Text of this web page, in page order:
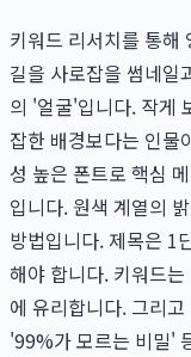
키워드 리서치를 통해
길을 사로잡을 썸네일
의 '얼굴'입니다. 작게
잡한 배경보다는 인물
성 높은 폰트로 핵심
입니다. 원색 계열의
방법입니다. 제목은 1
해야 합니다. 키워드
에 유리합니다. 그리
'99%가 모르는 비밀'